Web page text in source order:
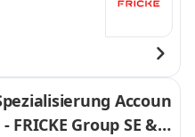
Accoun
Group SE & C